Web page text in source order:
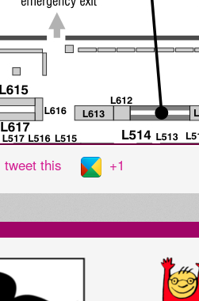
tweet this +1